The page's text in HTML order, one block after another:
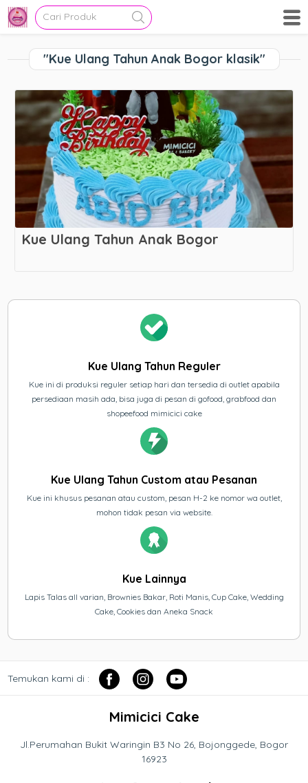
"Kue Ulang Tahun Anak Bogor klasik"
Kue Ulang Tahun Anak Bogor
Kue Ulang Tahun Reguler
Kue ini di produksi reguler setiap hari dan tersedia di outlet apabila
persediaan masih ada, bisa juga di pesan di gofood, grabfood dan
shopeefood mimicici cake
Kue Ulang Tahun Custom atau Pesanan
Kue ini khusus pesanan atau custom, pesan H-2 ke nomor wa outlet,
mohon tidak pesan via website.
Kue Lainnya
Lapis Talas all varian, Brownies Bakar, Roti Manis, Cup Cake, Wedding
Cake, Cookies dan Aneka Snack
Temukan kami di :
Mimicici Cake
Jl.Perumahan Bukit Waringin B3 No 26, Bojonggede, Bogor
16923